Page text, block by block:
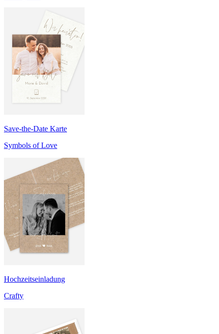
Save-the-Date Karte
Symbols of Love
Hochzeitseinladung
Crafty